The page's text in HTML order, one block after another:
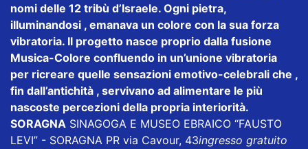
nomi delle 12 tribù d’Israele. Ogni pietra,
illuminandosi , emanava un colore con la sua forza
vibratoria. Il progetto nasce proprio dalla fusione
Musica-Colore confluendo in un’unione vibratoria
per ricreare quelle sensazioni emotivo-celebrali che ,
fin dall’antichità , servivano ad alimentare le più
nascoste percezioni della propria interiorità.
SORAGNA SINAGOGA E MUSEO EBRAICO “FAUSTO
LEVI” - SORAGNA PR via Cavour, 43ingresso gratuito